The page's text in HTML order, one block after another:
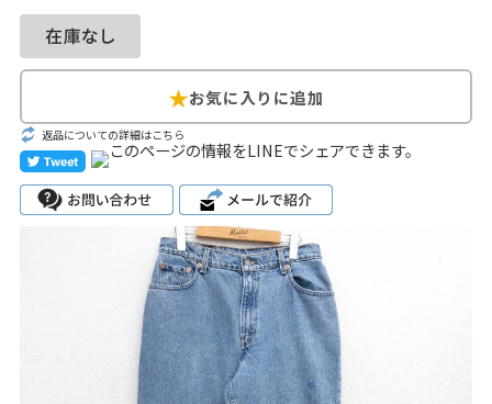
Search by Brandブランドから探す
ラルフ ローレン ザ・ノース・フェ
イス
チャンピオン
パタゴニア
カーハート ディッキーズ
アディダス ナイキ
リーバイス ラッセル・アスレ
チック
返品についての詳細はこちら